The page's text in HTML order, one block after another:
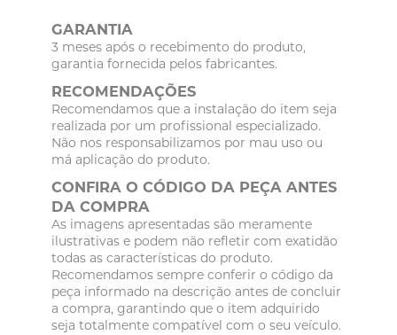
GARANTIA
3 meses após o recebimento do produto,
garantia fornecida pelos fabricantes.
RECOMENDAÇÕES
Recomendamos que a instalação do item seja
realizada por um profissional especializado.
Não nos responsabilizamos por mau uso ou
má aplicação do produto.
CONFIRA O CÓDIGO DA PEÇA ANTES
DA COMPRA
As imagens apresentadas são meramente
ilustrativas e podem não refletir com exatidão
todas as características do produto.
Recomendamos sempre conferir o código da
peça informado na descrição antes de concluir
a compra, garantindo que o item adquirido
seja totalmente compatível com o seu veículo.